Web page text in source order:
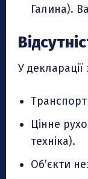
Галина).
У декларації
Цінне
техніка).
Об’єкти